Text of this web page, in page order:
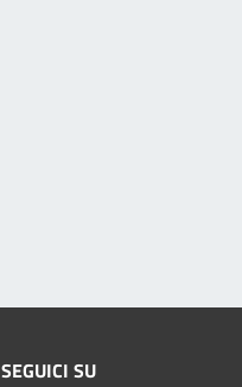
SEGUICI SU